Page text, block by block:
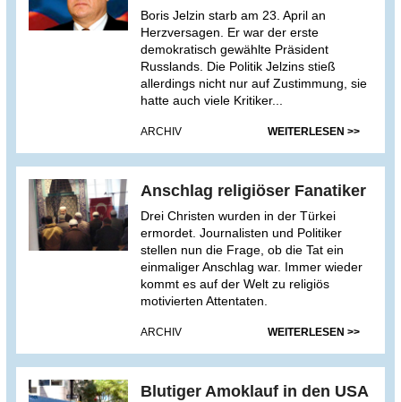
Boris Jelzin starb am 23. April an
Herzversagen. Er war der erste
demokratisch gewählte Präsident
Russlands. Die Politik Jelzins stieß
allerdings nicht nur auf Zustimmung, sie
hatte auch viele Kritiker...
ARCHIV WEITERLESEN >>
Anschlag religiöser Fanatiker
Drei Christen wurden in der Türkei
ermordet. Journalisten und Politiker
stellen nun die Frage, ob die Tat ein
einmaliger Anschlag war. Immer wieder
kommt es auf der Welt zu religiös
motivierten Attentaten.
ARCHIV WEITERLESEN >>
Blutiger Amoklauf in den USA